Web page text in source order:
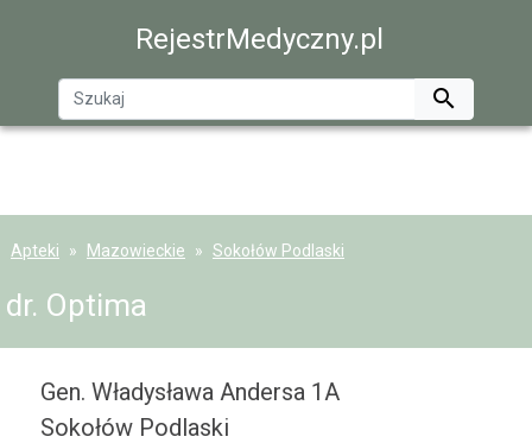
RejestrMedyczny.pl

Apteki Mazowieckie Sokołów Podlaski
dr. Optima
Gen. Władysława Andersa 1A
Sokołów Podlaski